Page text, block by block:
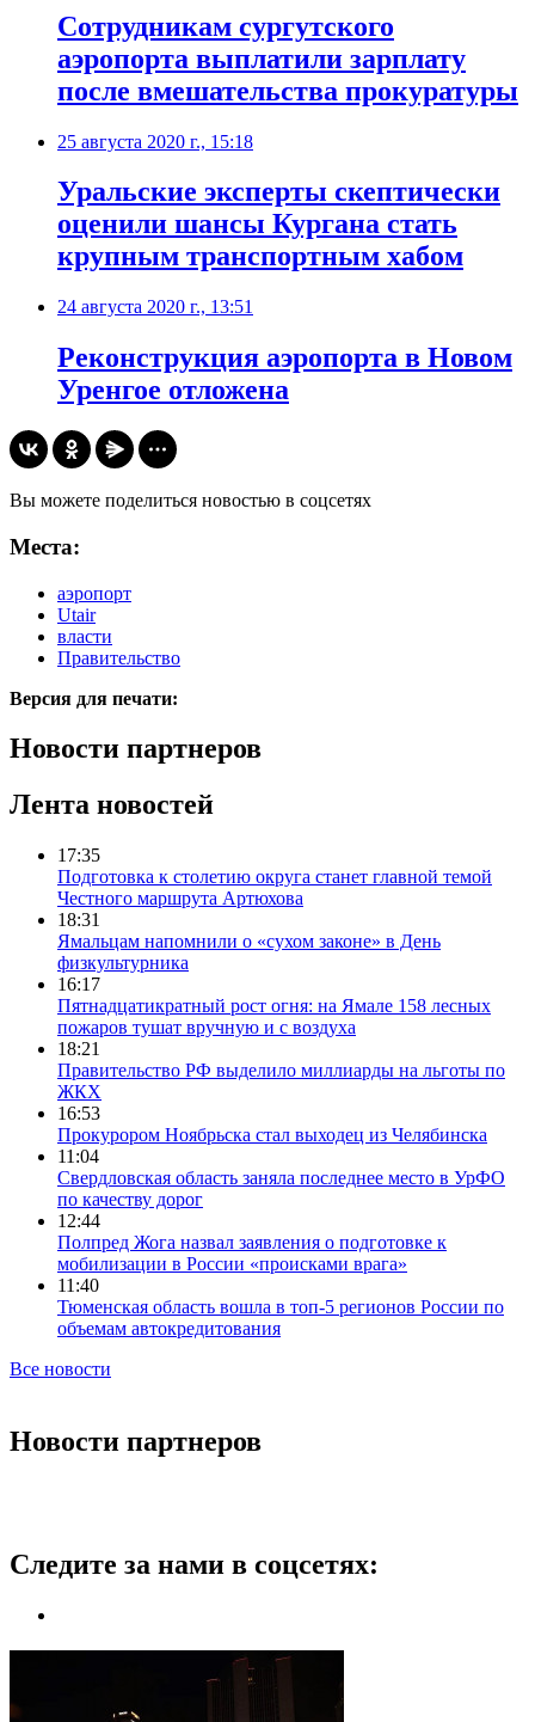
Сотрудникам сургутского
аэропорта выплатили зарплату
после вмешательства прокуратуры
25 августа 2020 г., 15:18
Уральские эксперты скептически
оценили шансы Кургана стать
крупным транспортным хабом
24 августа 2020 г., 13:51
Реконструкция аэропорта в Новом
Уренгое отложена
Вы можете поделиться новостью в соцсетях
Места:
аэропорт
Utair
власти
Правительство
Версия для печати:
Новости партнеров
Лента новостей
17:35
Подготовка к столетию округа станет главной темой
Честного маршрута Артюхова
18:31
Ямальцам напомнили о «сухом законе» в День
физкультурника
16:17
Пятнадцатикратный рост огня: на Ямале 158 лесных
пожаров тушат вручную и с воздуха
18:21
Правительство РФ выделило миллиарды на льготы по
ЖКХ
16:53
Прокурором Ноябрьска стал выходец из Челябинска
11:04
Свердловская область заняла последнее место в УрФО
по качеству дорог
12:44
Полпред Жога назвал заявления о подготовке к
мобилизации в России «происками врага»
11:40
Тюменская область вошла в топ-5 регионов России по
объемам автокредитования
Все новости
Новости партнеров
Следите за нами в соцсетях: